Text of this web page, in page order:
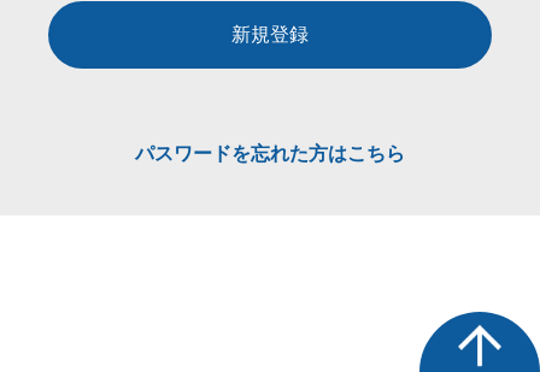
新規登録
パスワードを忘れた方はこちら